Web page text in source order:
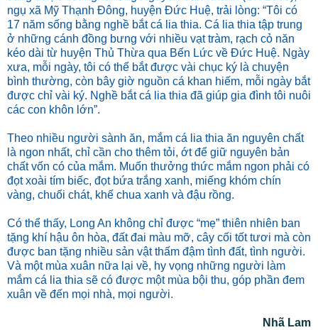
ngụ xã Mỹ Thạnh Đông, huyện Đức Huệ, trải lòng: “Tôi có
17 năm sống bằng nghề bắt cá lia thia. Cá lia thia tập trung
ở những cánh đồng bưng với nhiều vạt tràm, rạch cỏ năn
kéo dài từ huyện Thủ Thừa qua Bến Lức về Đức Huệ. Ngày
xưa, mỗi ngày, tôi có thể bắt được vài chục ký là chuyện
bình thường, còn bây giờ nguồn cá khan hiếm, mỗi ngày bắt
được chỉ vài ký. Nghề bắt cá lia thia đã giúp gia đình tôi nuôi
các con khôn lớn”.
Theo nhiều người sành ăn, mắm cá lia thia ăn nguyên chất
là ngon nhất, chỉ cần cho thêm tỏi, ớt để giữ nguyên bản
chất vốn có của mắm. Muốn thưởng thức mắm ngon phải có
đọt xoài tím biếc, đọt bứa trắng xanh, miếng khóm chín
vàng, chuối chát, khế chua xanh và đậu rồng.
Có thể thấy, Long An không chỉ được “mẹ” thiên nhiên ban
tặng khí hậu ôn hòa, đất đai màu mỡ, cây cối tốt tươi mà còn
được ban tặng nhiều sản vật thấm đậm tình đất, tình người.
Và một mùa xuân nữa lại về, hy vọng những người làm
mắm cá lia thia sẽ có được một mùa bội thu, góp phần đem
xuân về đến mọi nhà, mọi người.
Nhã Lam